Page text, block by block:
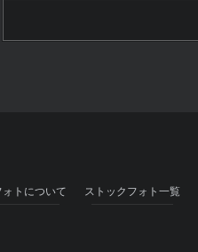
ォトについて ストックフォト一覧